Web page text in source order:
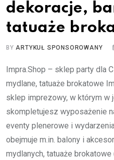
dekoracje,
tatuaże
BYARTYKUŁ SPONSOROWANY
Impra.Shop – sklep party dla
mydlane, tatuaże brokatowe
sklep imprezowy, w którym w
skompletujesz wyposażenie
eventy plenerowe i
obejmuje m.in. balony i
mydlanych, tatuaże